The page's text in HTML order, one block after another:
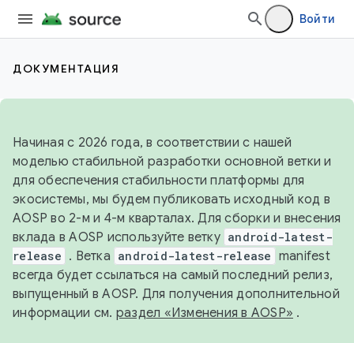
Войти
ДОКУМЕНТАЦИЯ
Начиная с 2026 года, в соответствии с нашей
моделью стабильной разработки основной ветки и
для обеспечения стабильности платформы для
экосистемы, мы будем публиковать исходный код в
AOSP во 2-м и 4-м кварталах. Для сборки и внесения
вклада в AOSP используйте ветку android-latest-
release . Ветка android-latest-release manifest
всегда будет ссылаться на самый последний релиз,
выпущенный в AOSP. Для получения дополнительной
информации см. раздел «Изменения в AOSP» .